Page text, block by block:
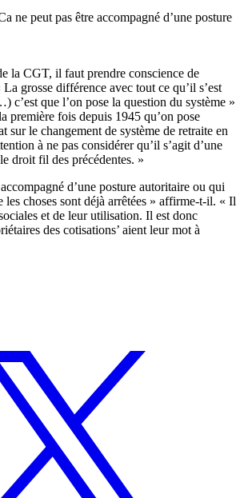
ne peut pas être accompagné d’une posture
la CGT, il faut prendre conscience de
grosse différence avec tout ce qu’il s’est
c’est que l’on pose la question du système »
première fois depuis 1945 qu’on pose
sur le changement de système de retraite en
à ne pas considérer qu’il s’agit d’une
droit fil des précédentes. »
d’une posture autoritaire ou qui
les choses sont déjà arrêtées » affirme-t-il. « Il
et de leur utilisation. Il est donc
des cotisations’ aient leur mot à